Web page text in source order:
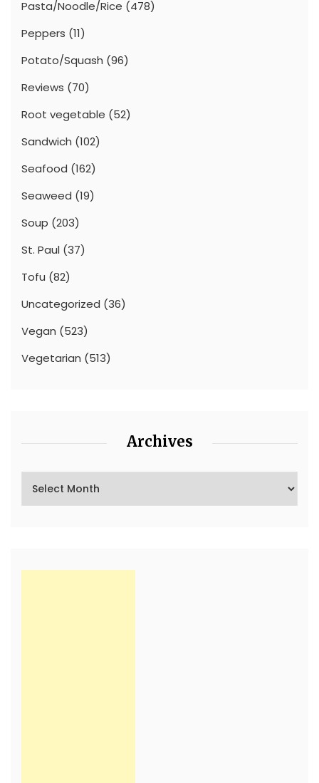
Pasta/Noodle/Rice (478)
Peppers (11)
Potato/Squash (96)
Reviews (70)
Root vegetable (52)
Sandwich (102)
Seafood (162)
Seaweed (19)
Soup (203)
St. Paul (37)
Tofu (82)
Uncategorized (36)
Vegan (523)
Vegetarian (513)
Archives